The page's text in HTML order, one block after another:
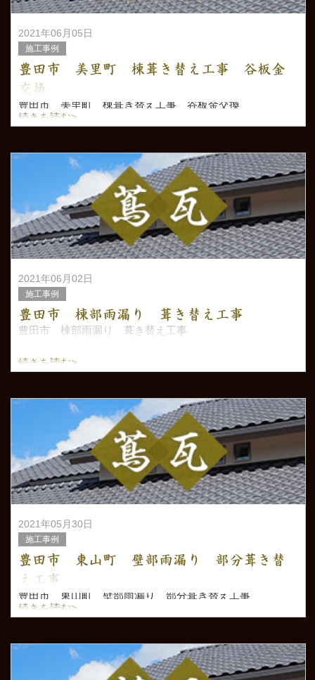
2021年06月05日
施工事例
豊田市 美里町 棟葺き替え工事 谷板金
交換
豊田市 美里町 棟葺き替え工事 谷板金交換
続きを読む>
2021年06月02日
施工事例
豊田市 棟部雨漏り 葺き替え工事
豊田市 棟部雨漏り 葺き替え工事
続きを読む>
2021年05月30日
施工事例
豊田市 東山町 壁部雨漏り 部分葺き替
え工事
豊田市 東山町 壁部雨漏り 部分葺き替え工事
続きを読む>